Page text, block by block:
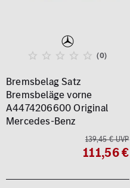
(0)
Bremsbelag Satz
Bremsbeläge vorne
A4474206600 Original
Mercedes-Benz
139,45 € UVP
111,56 €